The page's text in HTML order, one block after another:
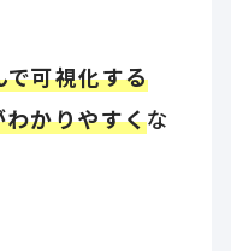
で可視化する
かりやすくな